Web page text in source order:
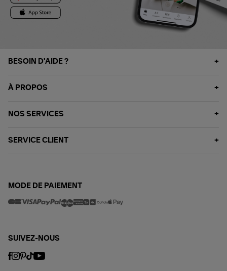
BESOIN D'AIDE ?
À PROPOS
NOS SERVICES
SERVICE CLIENT
MODE DE PAIEMENT
SUIVEZ-NOUS